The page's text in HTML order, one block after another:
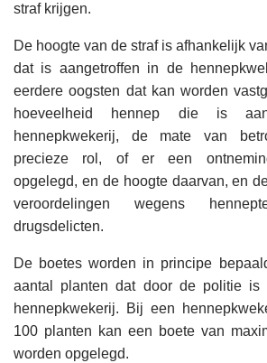
straf krijgen.
De hoogte van de straf is afhankelijk
dat is aangetroffen in de
eerdere oogsten dat kan worden
hoeveelheid hennep die is
hennepkwekerij, de mate van
precieze rol, of er een
opgelegd, en de hoogte daarvan, en
veroordelingen wegens
drugsdelicten.
De boetes worden in principe
aantal planten dat door de politie is
hennepkwekerij. Bij een
100 planten kan een boete van
worden opgelegd.